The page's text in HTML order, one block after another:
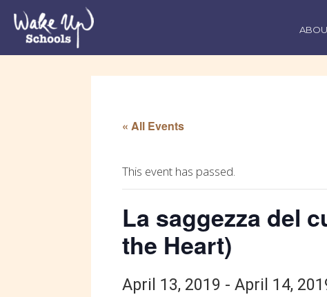
« All Events
This event has passed.
La saggezza del
the Heart)
April 13, 2019 - April 14,